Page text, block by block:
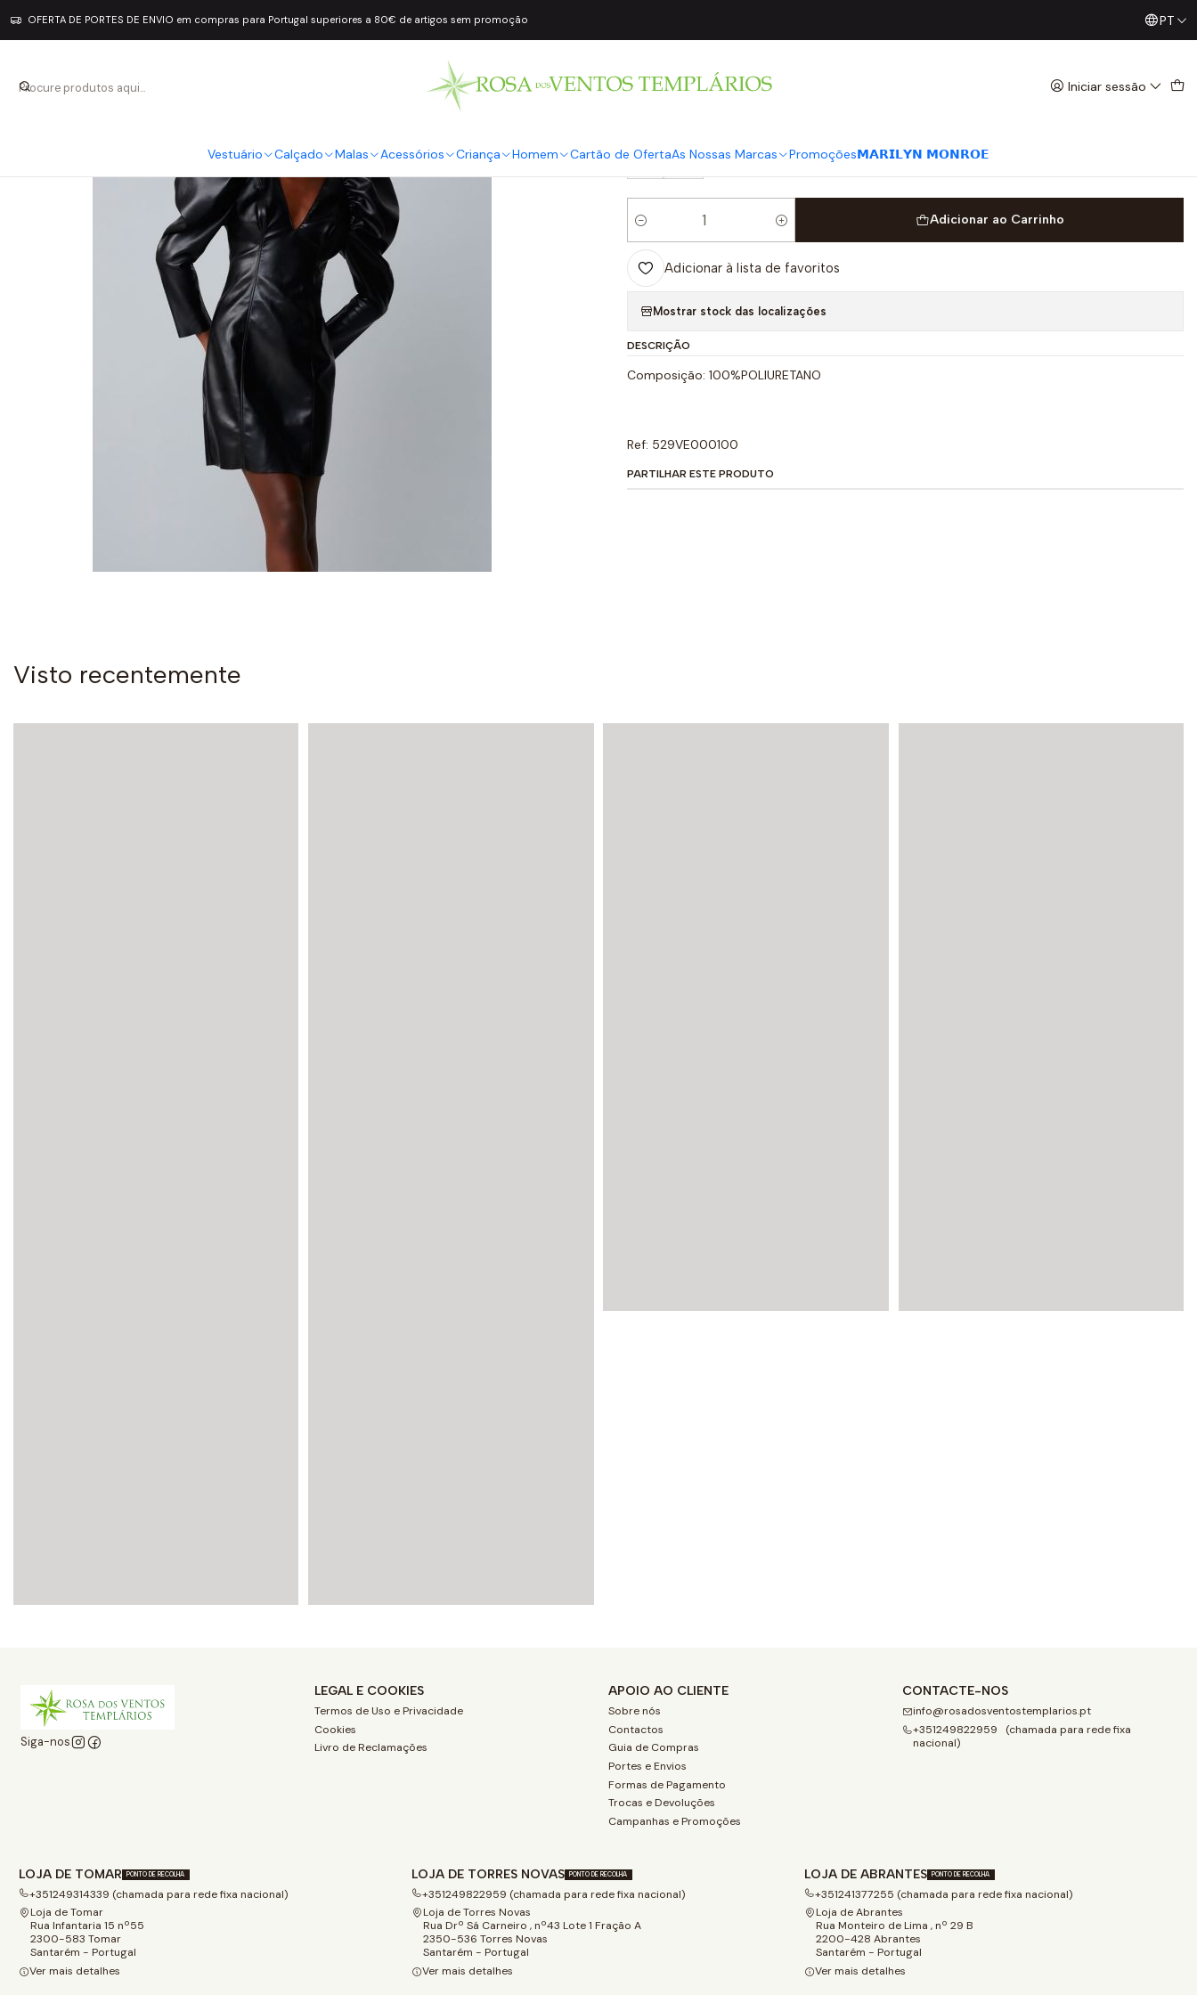
Iniciar sessão
Vestuário Calçado Malas Acessórios Criança Homem Cartão de OfertaAs Nossas Marcas Promoções𝗠𝗔𝗥𝗜𝗟𝗬𝗡 𝗠𝗢𝗡𝗥𝗢𝗘
OFERTA DE PORTES DE ENVIO em compras para Portugal superiores a 80€ de artigos sem promoção Já conhece os nossos Diretos? Todas as Segundas /PT
|
S M
Quantidade
Adicionar ao Carrinho
Adicionar à lista de favoritos
Mostrar stock das localizações
DESCRIÇÃO
Composição: 100%POLIURETANO
Ref: 529VE000100
PARTILHAR ESTE PRODUTO
Visto recentemente
Siga-nos
LEGAL E COOKIES
Termos de Uso e Privacidade
Cookies
Livro de Reclamações
APOIO AO CLIENTE
Sobre nós
Contactos
Guia de Compras
Portes e Envios
Formas de Pagamento
Trocas e Devoluções
Campanhas e Promoções
CONTACTE-NOS
info@rosadosventostemplarios.pt
+351249822959 (chamada para rede fixa
nacional)
LOJA DE TOMAR PONTO DE RECOLHA
+351249314339 (chamada para rede fixa nacional)
Loja de Tomar
Rua Infantaria 15 nº55
2300-583 Tomar
Santarém - Portugal
Ver mais detalhes
LOJA DE TORRES NOVAS PONTO DE RECOLHA
+351249822959 (chamada para rede fixa nacional)
Loja de Torres Novas
Rua Drº Sá Carneiro , nº43 Lote 1 Fração A
2350-536 Torres Novas
Santarém - Portugal
Ver mais detalhes
LOJA DE ABRANTES PONTO DE RECOLHA
+351241377255 (chamada para rede fixa nacional)
Loja de Abrantes
Rua Monteiro de Lima , nº 29 B
2200-428 Abrantes
Santarém - Portugal
Ver mais detalhes